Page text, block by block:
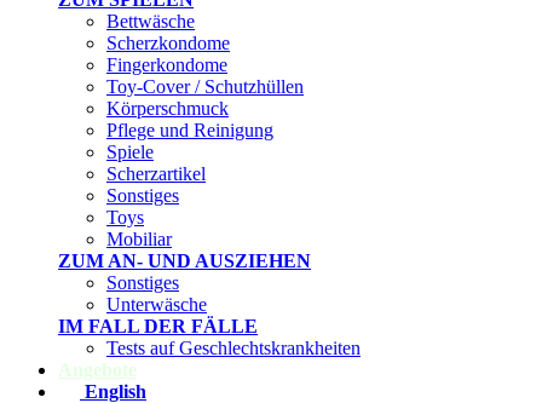
Bettwäsche
Scherzkondome
Fingerkondome
Toy-Cover / Schutzhüllen
Körperschmuck
Pflege und Reinigung
Spiele
Scherzartikel
Sonstiges
Toys
Mobiliar
ZUM AN- UND AUSZIEHEN
Sonstiges
Unterwäsche
IM FALL DER FÄLLE
Tests auf Geschlechtskrankheiten
Angebote
English